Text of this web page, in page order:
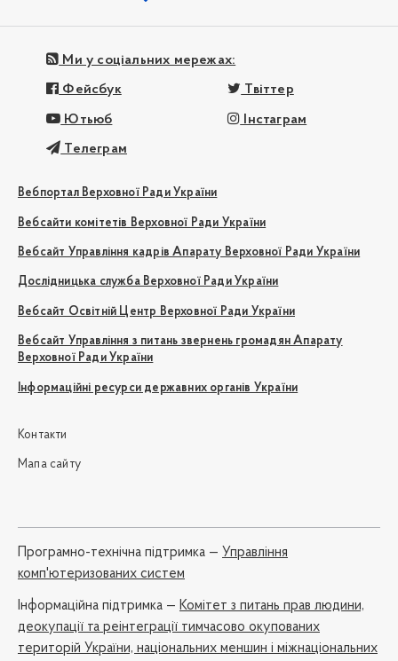
Ми у соціальних мережах:
Фейсбук Твіттер
Ютьюб Інстаграм
Телеграм
Вебпортал Верховної Ради України
Вебсайти комітетів Верховної Ради України
Вебсайт Управління кадрів Апарату Верховної Ради України
Дослідницька служба Верховної Ради України
Вебсайт Освітній Центр Верховної Ради України
Вебсайт Управління з питань звернень громадян Апарату
Верховної Ради України
Інформаційні ресурси державних органів України
Контакти
Мапа сайту
Програмно-технічна підтримка — Управління
комп'ютеризованих систем
Iнформаційна підтримка — Комітет з питань прав людини,
деокупації та реінтеграції тимчасово окупованих
територій України, національних меншин і міжнаціональних